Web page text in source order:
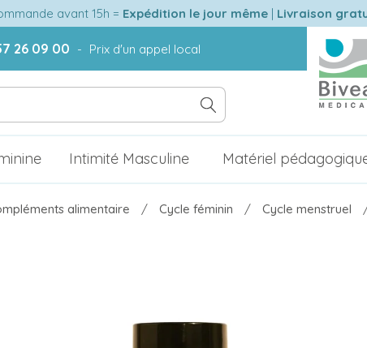
avant 15h = Expédition le jour même| Livraison
26 09 00 - Prix d'un appel local
Intimité Masculine Matériel
alimentaire Cycle féminin Cycle menstruel